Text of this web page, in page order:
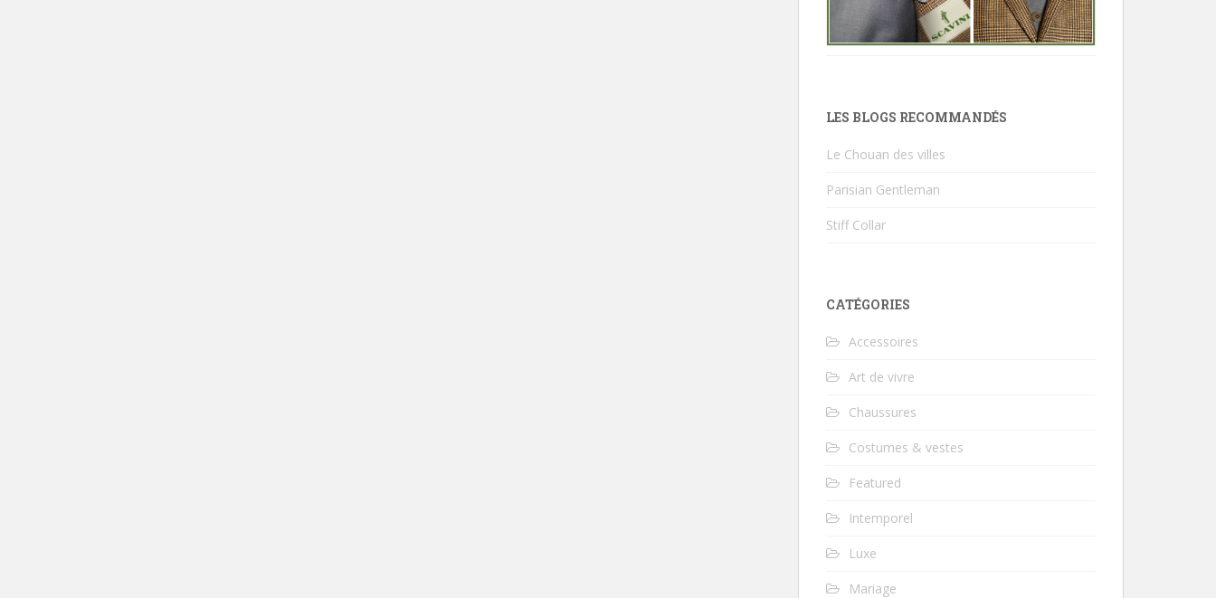
LES BLOGS RECOMMANDÉS
Le Chouan des villes
Parisian Gentleman
Stiff Collar
CATÉGORIES
Accessoires
Art de vivre
Chaussures
Costumes & vestes
Featured
Intemporel
Luxe
Mariage